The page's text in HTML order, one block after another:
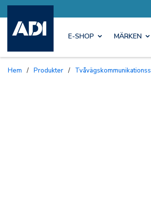
E-SHOP MÄRKEN
Hem / Produkter /